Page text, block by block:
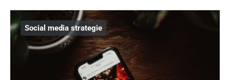
Social media strategie